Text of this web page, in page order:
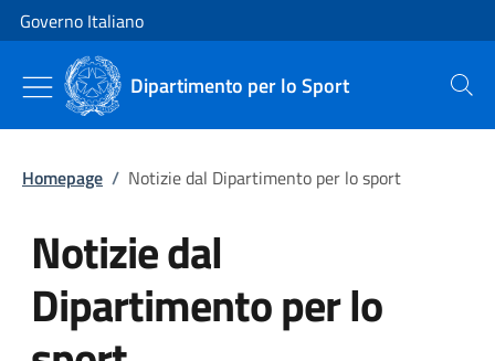
Vai al contenuto
Vai alla navigazione del sito
Governo Italiano
Dipartimento per lo Sport Cerca
Homepage / Notizie dal Dipartimento per lo sport
Notizie dal
Dipartimento per lo